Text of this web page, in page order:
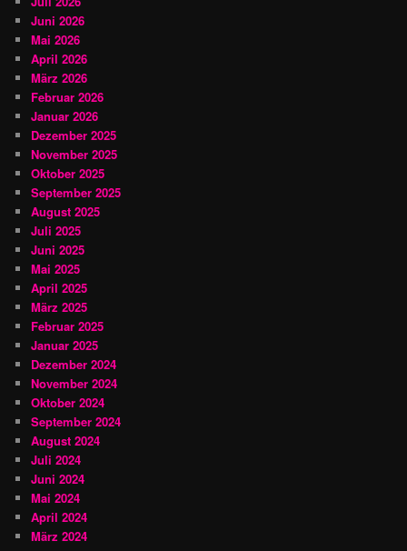
Juni 2026
Mai 2026
April 2026
März 2026
Februar 2026
Januar 2026
Dezember 2025
November 2025
Oktober 2025
September 2025
August 2025
Juli 2025
Juni 2025
Mai 2025
April 2025
März 2025
Februar 2025
Januar 2025
Dezember 2024
November 2024
Oktober 2024
September 2024
August 2024
Juli 2024
Juni 2024
Mai 2024
April 2024
März 2024